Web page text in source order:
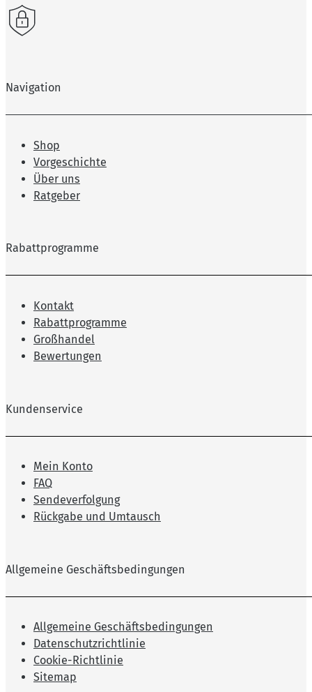
Navigation
Shop
Vorgeschichte
Über uns
Ratgeber
Rabattprogramme
Kontakt
Rabattprogramme
Großhandel
Bewertungen
Kundenservice
Mein Konto
FAQ
Sendeverfolgung
Rückgabe und Umtausch
Allgemeine Geschäftsbedingungen
Allgemeine Geschäftsbedingungen
Datenschutzrichtlinie
Cookie-Richtlinie
Sitemap